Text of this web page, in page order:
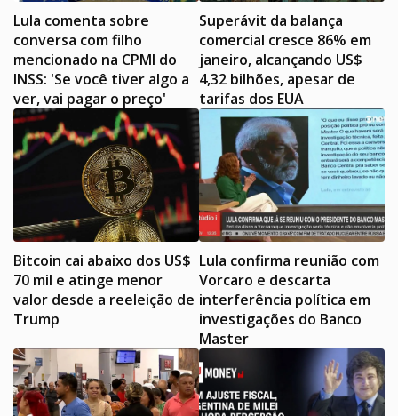
Lula comenta sobre
conversa com filho
mencionado na CPMI do
INSS: 'Se você tiver algo a
ver, vai pagar o preço'
Superávit da balança
comercial cresce 86% em
janeiro, alcançando US$
4,32 bilhões, apesar de
tarifas dos EUA
Bitcoin cai abaixo dos US$
70 mil e atinge menor
valor desde a reeleição de
Trump
Lula confirma reunião com
Vorcaro e descarta
interferência política em
investigações do Banco
Master